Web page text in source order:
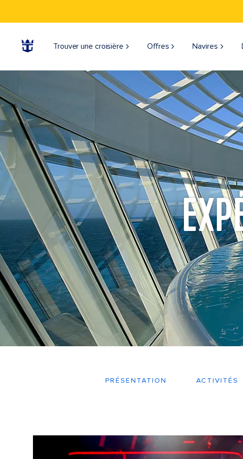
Trouver une croisière Offres Navires
PRÉSENTATION ACTIVITÉS